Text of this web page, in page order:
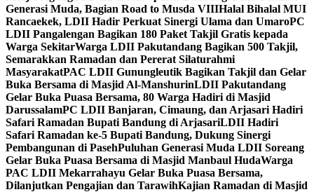
Generasi Muda, Bagian Road to Musda VIIIHalal Bihalal MUI
Rancaekek, LDII Hadir Perkuat Sinergi Ulama dan UmaroPC
LDII Pangalengan Bagikan 180 Paket Takjil Gratis kepada
Warga SekitarWarga LDII Pakutandang Bagikan 500 Takjil,
Semarakkan Ramadan dan Pererat Silaturahmi
MasyarakatPAC LDII Gunungleutik Bagikan Takjil dan Gelar
Buka Bersama di Masjid Al-ManshurinLDII Pakutandang
Gelar Buka Puasa Bersama, 80 Warga Hadiri di Masjid
DarussalamPC LDII Banjaran, Cimaung, dan Arjasari Hadiri
Safari Ramadan Bupati Bandung di ArjasariLDII Hadiri
Safari Ramadan ke-5 Bupati Bandung, Dukung Sinergi
Pembangunan di PasehPuluhan Generasi Muda LDII Soreang
Gelar Buka Puasa Bersama di Masjid Manbaul HudaWarga
PAC LDII Mekarrahayu Gelar Buka Puasa Bersama,
Dilanjutkan Pengajian dan TarawihKajian Ramadan di Masjid